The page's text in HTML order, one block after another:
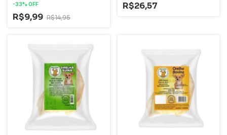
-33% OFF
R$9,99 R$14,95
R$26,57